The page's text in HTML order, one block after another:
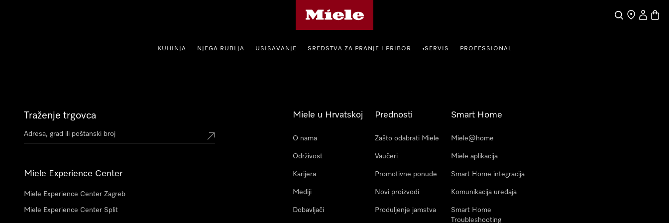
PretragaTraženjeKorisnički
KUHINJA NJEGA RUBLJA USISAVANJE SREDSTVA ZA PRANJE I PRIBOR •SERVIS PROFESSIONAL
Traženje trgovca
Miele Experience Center
Miele Experience Center Zagreb
Miele Experience Center Split
Miele u Hrvatskoj
O nama
Održivost
Karijera
Mediji
Dobavljači
Prednosti
Zašto odabrati Miele
Vaučeri
Promotivne ponude
Novi proizvodi
Produljenje jamstva
Smart Home
Miele@home
Miele aplikacija
Smart Home integracija
Komunikacija uređaja
Smart Home
Troubleshooting